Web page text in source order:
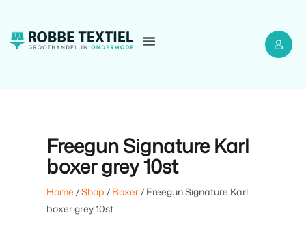
Freegun Signature Karl
boxer grey 10st
Home /Shop / Boxer/ Freegun Signature Karl
boxer grey 10st